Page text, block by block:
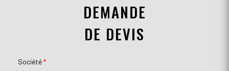
DEMANDE
DE DEVIS
Société*